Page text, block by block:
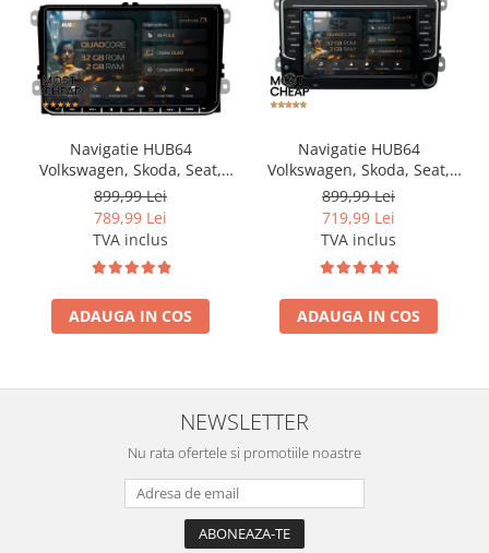
Navigatie HUB64
Volkswagen, Skoda, Seat,
2GB RAM, Android, GPS, Wi-
FI, Carplay, Android Auto,
USB, Bluetooth, Radio,
Waze, Touchscreen, 9 inch
899,99 Lei
789,99 Lei
TVA inclus
ADAUGA IN COS
Navigatie HUB64
Volkswagen, Skoda, Seat,
2GB RAM, Android, GPS, Wi-
FI, Carplay, Android Auto,
USB, Bluetooth, Radio,
Waze, Touchscreen, 7 inch
899,99 Lei
719,99 Lei
TVA inclus
ADAUGA IN COS
NEWSLETTER
Nu rata ofertele si promotiile noastre